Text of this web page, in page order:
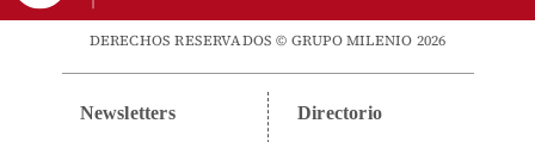
DERECHOS RESERVADOS © GRUPO MILENIO 2026
Newsletters Directorio